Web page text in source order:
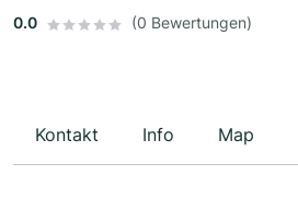
0.0 (0 Bewertungen)
Kontakt Info Map